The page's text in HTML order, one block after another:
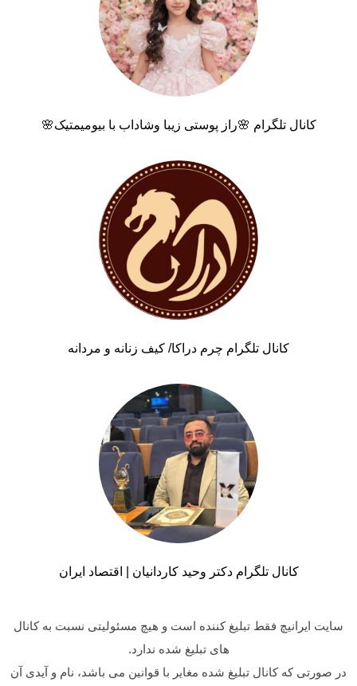
کانال تلگرام 🌸راز پوستی زیبا وشاداب با بیومیمتیک🌸
کانال تلگرام چرم دراکا/ کیف زنانه و مردانه
کانال تلگرام دکتر وحید کاردانیان | اقتصاد ایران
سایت ایرانیچ فقط تبلیغ کننده است و هیچ مسئولیتی نسبت به کانال
های تبلیغ شده ندارد.
در صورتی که کانال تبلیغ شده مغایر با قوانین می باشد، نام و آیدی آن